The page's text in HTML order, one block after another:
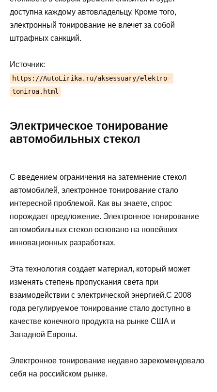
доступна каждому автовладельцу. Кроме того,
электронный тонирование не влечет за собой
штрафных санкций.
Источник:
https://AutoLirika.ru/aksessuary/elektro-
toniroa.html
Электрическое тонирование
автомобильных стекол
С введением ограничения на затемнение стекол
автомобилей, электронное тонирование стало
интересной проблемой. Как вы знаете, спрос
порождает предложение. Электронное тонирование
автомобильных стекол основано на новейших
инновационных разработках.
Эта технология создает материал, который может
изменять степень пропускания света при
взаимодействии с электрической энергией.С 2008
года регулируемое тонирование стало доступно в
качестве конечного продукта на рынке США и
Западной Европы.
Электронное тонирование недавно зарекомендовало
себя на российском рынке.